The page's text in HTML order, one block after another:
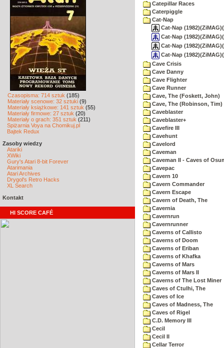
Czasopisma: 714 sztuk (185)
Materiały scenowe: 32 sztuki (9)
Materiały książkowe: 141 sztuk (55)
Materiały firmowe: 27 sztuk (20)
Materiały o grach: 351 sztuk (211)
Spiżarnia Voya na Chomikuj.pl
Bajtek Redux
Zasoby wiedzy
Atariki
XWiki
Gury's Atari 8-bit Forever
Atarimania
Atari Archives
Drygol's Retro Hacks
XL Search
Kontakt
HI SCORE CAFÉ
Catepillar Races
Caterpiggle
Cat-Nap
Cat-Nap
Cat-Nap
Cat-Nap
Cat-Nap
Cave Crisis
Cave Danny
Cave Flighter
Cave Runner
Cave, The (Foskett, John)
Cave, The (Robinson, Tim)
Caveblaster
Caveblaster+
Cavefire III
Cavehunt
Cavelord
Caveman
Caveman II - Caves of
Cavepac
Cavern 10
Cavern Commander
Cavern Escape
Cavern of Death, The
Cavernia
Cavernrun
Cavernrunner
Caverns of Callisto
Caverns of Doom
Caverns of Eriban
Caverns of Khafka
Caverns of Mars
Caverns of Mars II
Caverns of The Lost Miner
Caves of Ctulhi, The
Caves of Ice
Caves of Madness, The
Caves of Rigel
C.D. Memory III
Cecil
Cecil II
Cellar Terror